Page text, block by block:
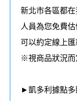
新北市各區都在
人員為您免費
可以約定線上匯
※視商品狀況而
►凱多利據點多